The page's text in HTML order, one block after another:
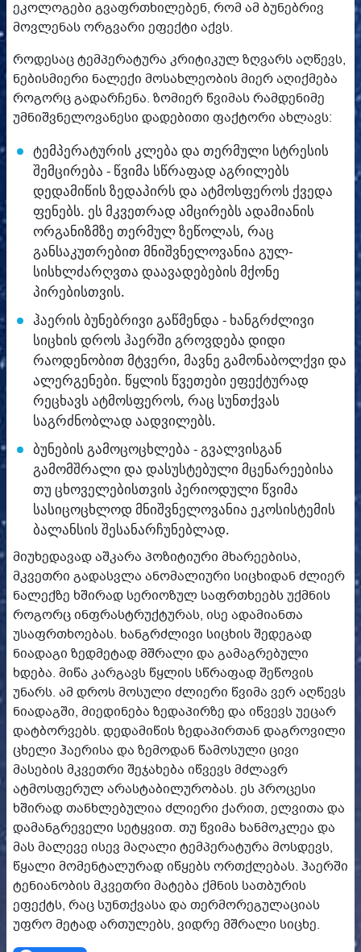
ეკოლოგები გვაფრთხილებენ, რომ ამ ბუნებრივ
მოვლენას ორგვარი ეფექტი აქვს.
როდესაც ტემპერატურა კრიტიკულ ზღვარს აღწევს,
ნებისმიერი ნალექი მოსახლეობის მიერ აღიქმება
როგორც გადარჩენა. ზომიერ წვიმას რამდენიმე
უმნიშვნელოვანესი დადებითი ფაქტორი ახლავს:
ტემპერატურის კლება და თერმული სტრესის
შემცირება - წვიმა სწრაფად აგრილებს
დედამიწის ზედაპირს და ატმოსფეროს ქვედა
ფენებს. ეს მკვეთრად ამცირებს ადამიანის
ორგანიზმზე თერმულ ზეწოლას, რაც
განსაკუთრებით მნიშვნელოვანია გულ-
სისხლძარღვთა დაავადებების მქონე
პირებისთვის.
ჰაერის ბუნებრივი გაწმენდა - ხანგრძლივი
სიცხის დროს ჰაერში გროვდება დიდი
რაოდენობით მტვერი, მავნე გამონაბოლქვი და
ალერგენები. წყლის წვეთები ეფექტურად
რეცხავს ატმოსფეროს, რაც სუნთქვას
საგრძნობლად აადვილებს.
ბუნების გამოცოცხლება - გვალვისგან
გამომშრალი და დასუსტებული მცენარეებისა
თუ ცხოველებისთვის პერიოდული წვიმა
სასიცოცხლოდ მნიშვნელოვანია ეკოსისტემის
ბალანსის შესანარჩუნებლად.
მიუხედავად აშკარა პოზიტიური მხარეებისა,
მკვეთრი გადასვლა ანომალიური სიცხიდან ძლიერ
ნალექზე ხშირად სერიოზულ საფრთხეებს უქმნის
როგორც ინფრასტრუქტურას, ისე ადამიანთა
უსაფრთხოებას. ხანგრძლივი სიცხის შედეგად
ნიადაგი ზედმეტად მშრალი და გამაგრებული
ხდება. მიწა კარგავს წყლის სწრაფად შეწოვის
უნარს. ამ დროს მოსული ძლიერი წვიმა ვერ აღწევს
ნიადაგში, მიედინება ზედაპირზე და იწვევს უეცარ
დატბორვებს. დედამიწის ზედაპირთან დაგროვილი
ცხელი ჰაერისა და ზემოდან წამოსული ცივი
მასების მკვეთრი შეჯახება იწვევს მძლავრ
ატმოსფერულ არასტაბილურობას. ეს პროცესი
ხშირად თანხლებულია ძლიერი ქარით, ელვითა და
დამანგრეველი სეტყვით. თუ წვიმა ხანმოკლეა და
მას მალევე ისევ მაღალი ტემპერატურა მოსდევს,
წყალი მომენტალურად იწყებს ორთქლებას. ჰაერში
ტენიანობის მკვეთრი მატება ქმნის სათბურის
ეფექტს, რაც სუნთქვასა და თერმორეგულაციას
უფრო მეტად ართულებს, ვიდრე მშრალი სიცხე.